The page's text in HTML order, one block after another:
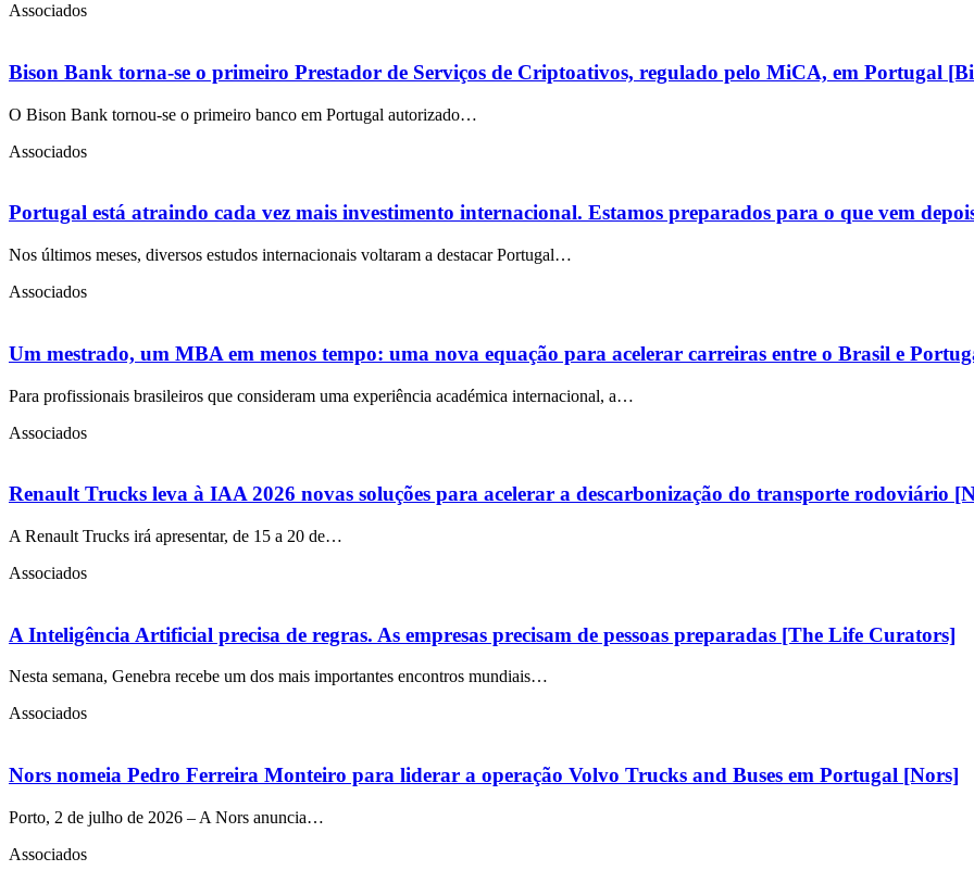
Associados
Bison Bank torna-se o primeiro Prestador de Serviços de Criptoativos, regulado pelo MiCA, em Portugal
O Bison Bank tornou-se o primeiro banco em Portugal autorizado…
Associados
Portugal está atraindo cada vez mais investimento internacional. Estamos preparados para o que vem
Nos últimos meses, diversos estudos internacionais voltaram a destacar Portugal…
Associados
Um mestrado, um MBA em menos tempo: uma nova equação para acelerar carreiras entre o Brasil e
Para profissionais brasileiros que consideram uma experiência académica internacional, a…
Associados
Renault Trucks leva à IAA 2026 novas soluções para acelerar a descarbonização do transporte rodoviário
A Renault Trucks irá apresentar, de 15 a 20 de…
Associados
A Inteligência Artificial precisa de regras. As empresas precisam de pessoas preparadas [The Life Curators]
Nesta semana, Genebra recebe um dos mais importantes encontros mundiais…
Associados
Nors nomeia Pedro Ferreira Monteiro para liderar a operação Volvo Trucks and Buses em Portugal [Nors]
Porto, 2 de julho de 2026 – A Nors anuncia…
Associados